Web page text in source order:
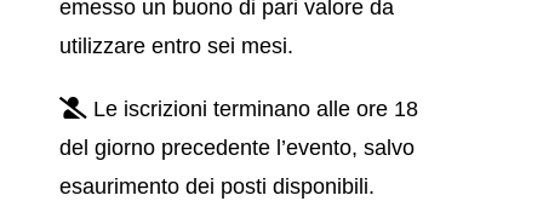
emesso un buono di pari valore da
utilizzare entro sei mesi.
Le iscrizioni terminano alle ore 18
del giorno precedente l’evento, salvo
esaurimento dei posti disponibili.